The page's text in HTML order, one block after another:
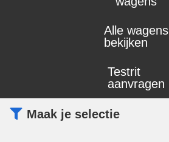
Alle wagens
bekijken
Testrit
aanvragen
Maak je selectie